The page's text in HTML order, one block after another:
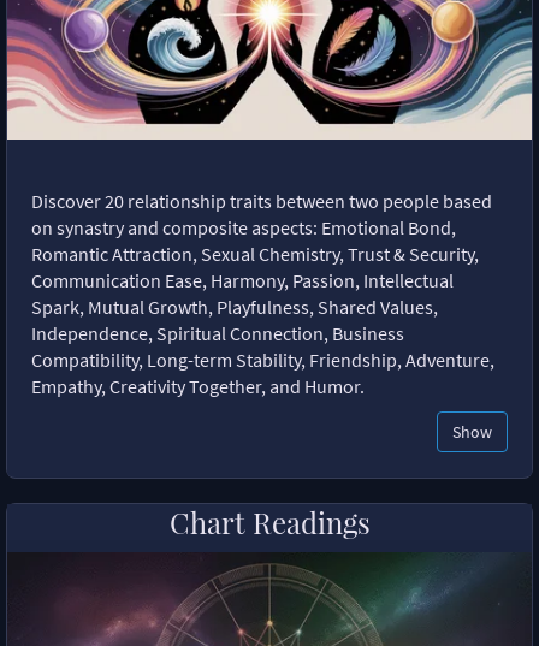
Discover 20 relationship traits between two people based
on synastry and composite aspects: Emotional Bond,
Romantic Attraction, Sexual Chemistry, Trust & Security,
Communication Ease, Harmony, Passion, Intellectual
Spark, Mutual Growth, Playfulness, Shared Values,
Independence, Spiritual Connection, Business
Compatibility, Long-term Stability, Friendship, Adventure,
Empathy, Creativity Together, and Humor.
Show
Chart Readings